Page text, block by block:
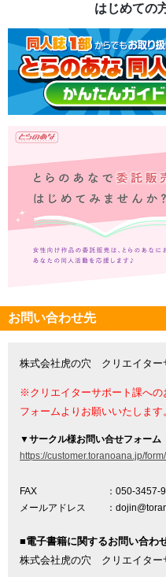
はじめての
お問い合わせ先
株式会社虎の穴 クリエイター
※クリエイターサポート課へ
フォームよりお願いいたします
▼サークル様お問い合せフォーム
https://customer.toranoana.jp/
FAX
：050-3457-
メールアドレス
：
■電子書籍に関するお問い合わ
株式会社虎の穴 クリエイタ